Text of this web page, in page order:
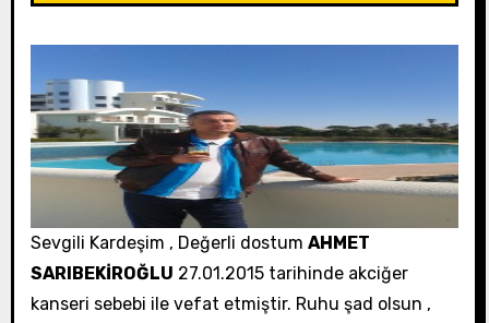
Sevgili Kardeşim , Değerli dostum AHMET
SARIBEKİROĞLU 27.01.2015 tarihinde akciğer
kanseri sebebi ile vefat etmiştir. Ruhu şad olsun ,